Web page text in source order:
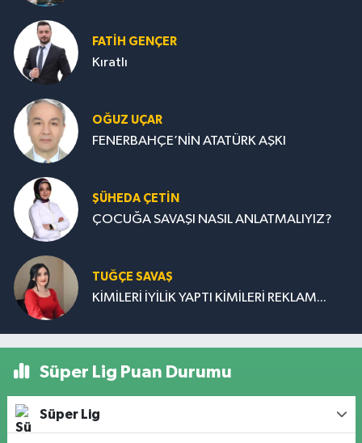
FATIH GENÇER
Kıratlı
OĞUZ UÇAR
FENERBAHÇE’NİN ATATÜRK AŞKI
ŞÜHEDA ÇETİN
ÇOCUĞA SAVAŞI NASIL ANLATMALIYIZ?
TUĞÇE SAVAŞ
KİMİLERİ İYİLİK YAPTI KİMİLERİ REKLAM...
Süper Lig Puan Durumu
Süper Lig